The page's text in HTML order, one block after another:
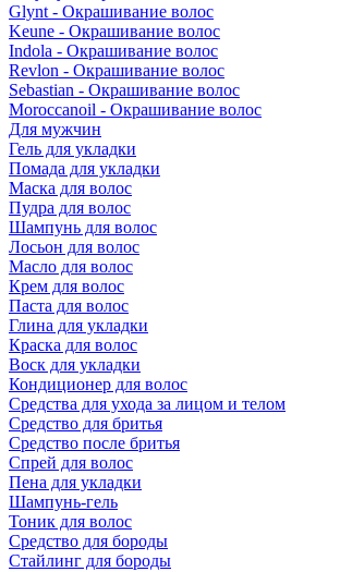
Glynt - Окрашивание волос
Keune - Окрашивание волос
Indola - Окрашивание волос
Revlon - Окрашивание волос
Sebastian - Окрашивание волос
Moroccanoil - Окрашивание волос
Для мужчин
Гель для укладки
Помада для укладки
Маска для волос
Пудра для волос
Шампунь для волос
Лосьон для волос
Масло для волос
Крем для волос
Паста для волос
Глина для укладки
Краска для волос
Воск для укладки
Кондиционер для волос
Средства для ухода за лицом и телом
Средство для бритья
Средство после бритья
Спрей для волос
Пена для укладки
Шампунь-гель
Тоник для волос
Средство для бороды
Стайлинг для бороды